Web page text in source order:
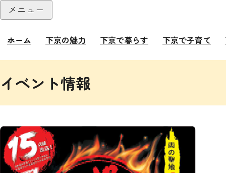
本文へ
メニュー
ホーム 下京の魅力 下京で暮らす 下京で子育て
イベント情報